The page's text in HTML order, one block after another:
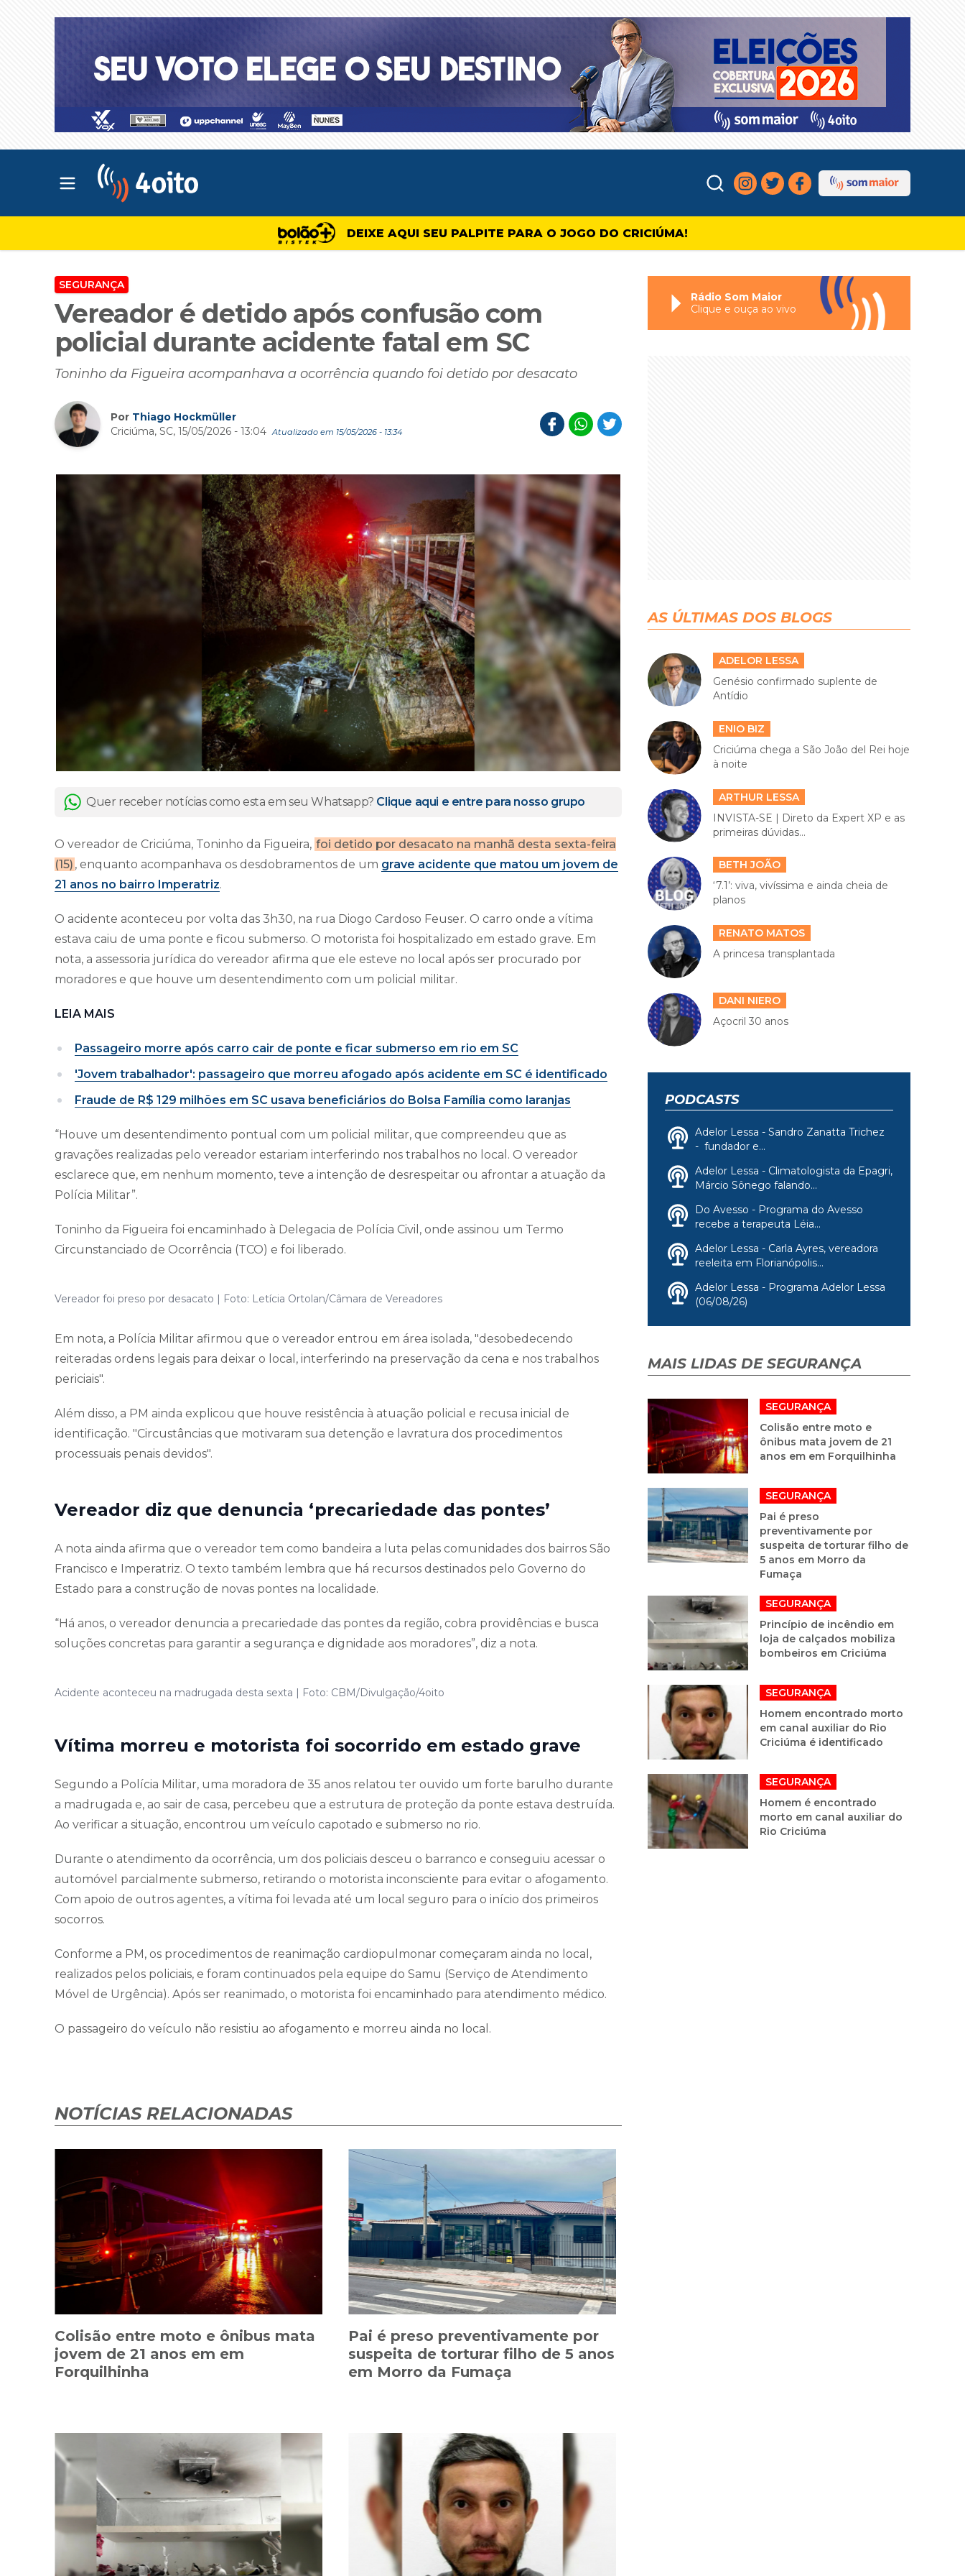
Abrir menu principal
DEIXE AQUI SEU PALPITE PARA O JOGO DO CRICIÚMA!
SEGURANÇA
Vereador é detido após confusão com
policial durante acidente fatal em SC
Toninho da Figueira acompanhava a ocorrência quando foi detido por desacato
Por Thiago Hockmüller
Criciúma, SC, 15/05/2026 - 13:04 Atualizado em 15/05/2026 - 13:34
Quer receber notícias como esta em seu Whatsapp? Clique aqui e entre para nosso grupo
O vereador de Criciúma, Toninho da Figueira, foi detido por desacato na manhã desta sexta-feira
(15) , enquanto acompanhava os desdobramentos de um grave acidente que matou um jovem de
21 anos no bairro Imperatriz.
O acidente aconteceu por volta das 3h30, na rua Diogo Cardoso Feuser. O carro onde a vítima
estava caiu de uma ponte e ficou submerso. O motorista foi hospitalizado em estado grave. Em
nota, a assessoria jurídica do vereador afirma que ele esteve no local após ser procurado por
moradores e que houve um desentendimento com um policial militar.
LEIA MAIS
Passageiro morre após carro cair de ponte e ficar submerso em rio em SC
'Jovem trabalhador': passageiro que morreu afogado após acidente em SC é identificado
Fraude de R$ 129 milhões em SC usava beneficiários do Bolsa Família como laranjas
“Houve um desentendimento pontual com um policial militar, que compreendeu que as
gravações realizadas pelo vereador estariam interferindo nos trabalhos no local. O vereador
esclarece que, em nenhum momento, teve a intenção de desrespeitar ou afrontar a atuação da
Polícia Militar”.
Toninho da Figueira foi encaminhado à Delegacia de Polícia Civil, onde assinou um Termo
Circunstanciado de Ocorrência (TCO) e foi liberado.
Vereador foi preso por desacato | Foto: Letícia Ortolan/Câmara de Vereadores
Em nota, a Polícia Militar afirmou que o vereador entrou em área isolada, "desobedecendo
reiteradas ordens legais para deixar o local, interferindo na preservação da cena e nos trabalhos
periciais".
Além disso, a PM ainda explicou que houve resistência à atuação policial e recusa inicial de
identificação. "Circustâncias que motivaram sua detenção e lavratura dos procedimentos
processuais penais devidos".
Vereador diz que denuncia ‘precariedade das pontes’
A nota ainda afirma que o vereador tem como bandeira a luta pelas comunidades dos bairros São
Francisco e Imperatriz. O texto também lembra que há recursos destinados pelo Governo do
Estado para a construção de novas pontes na localidade.
“Há anos, o vereador denuncia a precariedade das pontes da região, cobra providências e busca
soluções concretas para garantir a segurança e dignidade aos moradores”, diz a nota.
Acidente aconteceu na madrugada desta sexta | Foto: CBM/Divulgação/4oito
Vítima morreu e motorista foi socorrido em estado grave
Segundo a Polícia Militar, uma moradora de 35 anos relatou ter ouvido um forte barulho durante
a madrugada e, ao sair de casa, percebeu que a estrutura de proteção da ponte estava destruída.
Ao verificar a situação, encontrou um veículo capotado e submerso no rio.
Durante o atendimento da ocorrência, um dos policiais desceu o barranco e conseguiu acessar o
automóvel parcialmente submerso, retirando o motorista inconsciente para evitar o afogamento.
Com apoio de outros agentes, a vítima foi levada até um local seguro para o início dos primeiros
socorros.
Conforme a PM, os procedimentos de reanimação cardiopulmonar começaram ainda no local,
realizados pelos policiais, e foram continuados pela equipe do Samu (Serviço de Atendimento
Móvel de Urgência). Após ser reanimado, o motorista foi encaminhado para atendimento médico.
O passageiro do veículo não resistiu ao afogamento e morreu ainda no local.
NOTÍCIAS RELACIONADAS
Colisão entre moto e ônibus mata
jovem de 21 anos em em
Forquilhinha
Pai é preso preventivamente por
suspeita de torturar filho de 5 anos
em Morro da Fumaça
Rádio Som Maior
Clique e ouça ao vivo
AS ÚLTIMAS DOS BLOGS
ADELOR LESSA
Genésio confirmado suplente de
Antídio
ENIO BIZ
Criciúma chega a São João del Rei hoje
à noite
ARTHUR LESSA
INVISTA-SE | Direto da Expert XP e as
primeiras dúvidas...
BETH JOÃO
‘7.1’: viva, vivíssima e ainda cheia de
planos
RENATO MATOS
A princesa transplantada
DANI NIERO
Açocril 30 anos
PODCASTS
Adelor Lessa - Sandro Zanatta Trichez
- fundador e...
Adelor Lessa - Climatologista da Epagri,
Márcio Sônego falando...
Do Avesso - Programa do Avesso
recebe a terapeuta Léia...
Adelor Lessa - Carla Ayres, vereadora
reeleita em Florianópolis...
Adelor Lessa - Programa Adelor Lessa
(06/08/26)
MAIS LIDAS DE SEGURANÇA
SEGURANÇA
Colisão entre moto e
ônibus mata jovem de 21
anos em em Forquilhinha
SEGURANÇA
Pai é preso
preventivamente por
suspeita de torturar filho de
5 anos em Morro da
Fumaça
SEGURANÇA
Princípio de incêndio em
loja de calçados mobiliza
bombeiros em Criciúma
SEGURANÇA
Homem encontrado morto
em canal auxiliar do Rio
Criciúma é identificado
SEGURANÇA
Homem é encontrado
morto em canal auxiliar do
Rio Criciúma